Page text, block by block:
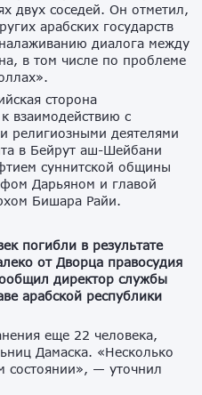
двух соседей. Он отметил,
арабских государств
диалога между
в том числе по проблеме
сторона
взаимодействию с
религиозными деятелями
в Бейрут аш-Шейбани
суннитской общины
Дарьяном и главой
Бишара Райи.
погибли в результате
от Дворца правосудия
директор службы
арабской республики
еще 22 человека,
Дамаска. «Несколько
состоянии», — уточнил